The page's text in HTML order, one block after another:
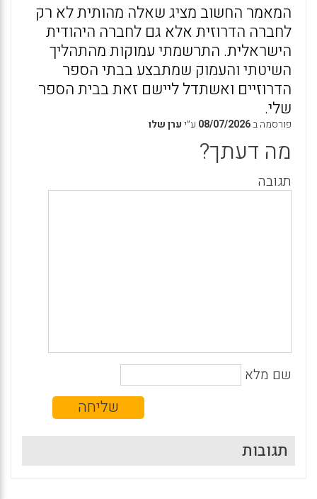
המאמר החשוב מציג שאלה מהותית לא רק
לחברה הדרוזית אלא גם לחברה היהודית
הישראלית. התרשמתי עמוקות מהתהליך
השיטתי והעמוק שמתבצע בבתי הספר
הדרוזיים ואשתדל ליישם זאת בבית הספר
שלי.
פורסמה ב08/07/2026 ע״יערן שלו
מה דעתך?
תגובה
שם מלא
תגובות